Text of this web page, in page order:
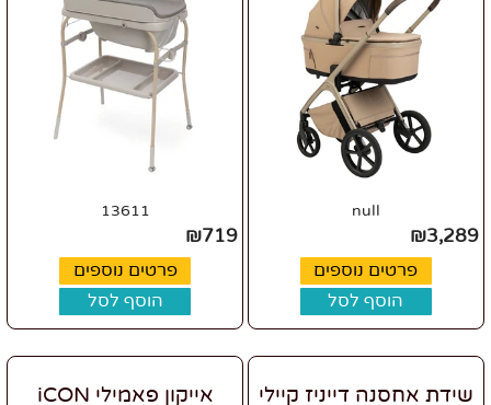
null
₪3,289
פרטים נוספים
הוסף לסל
13611
₪719
פרטים נוספים
הוסף לסל
שידת אחסנה דייניז קיילי אייקון פאמילי iCON